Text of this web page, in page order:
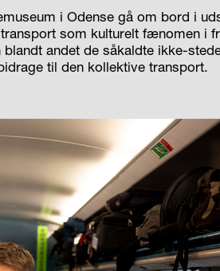
i Odense gå om bord i
som kulturelt fænomen i
andet de såkaldte ikke-
til den kollektive transport.